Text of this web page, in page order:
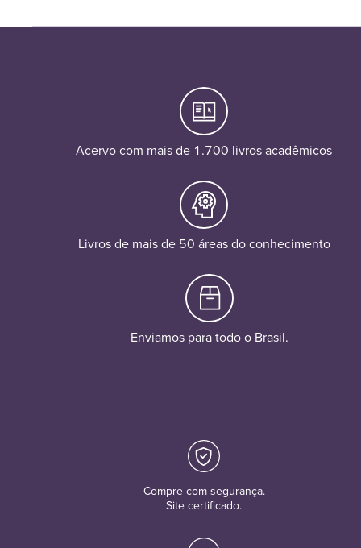
Acervo com mais de 1.700 livros acadêmicos
Livros de mais de 50 áreas do conhecimento
Enviamos para todo o Brasil.
Compre com segurança.
Site certificado.